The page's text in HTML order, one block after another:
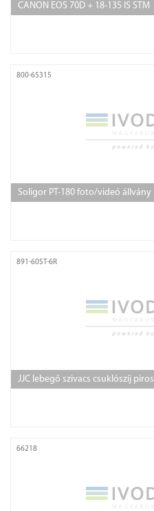
CANON EOS 70D + 18-135 IS STM
800-65315
Soligor PT-180 foto/videó állvány
891-60ST-6R
JJC lebegő szivacs csuklószíj piros
66218